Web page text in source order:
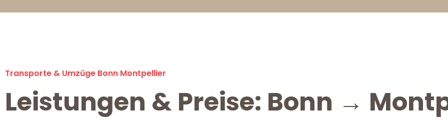
Transporte & Umzüge Bonn Montpellier
Leistungen & Preise: Bonn →